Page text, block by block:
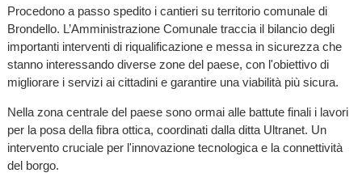
Procedono a passo spedito i cantieri su territorio comunale di
Brondello. L’Amministrazione Comunale traccia il bilancio degli
importanti interventi di riqualificazione e messa in sicurezza che
stanno interessando diverse zone del paese, con l'obiettivo di
migliorare i servizi ai cittadini e garantire una viabilità più sicura.
Nella zona centrale del paese sono ormai alle battute finali i lavori
per la posa della fibra ottica, coordinati dalla ditta Ultranet. Un
intervento cruciale per l'innovazione tecnologica e la connettività
del borgo.